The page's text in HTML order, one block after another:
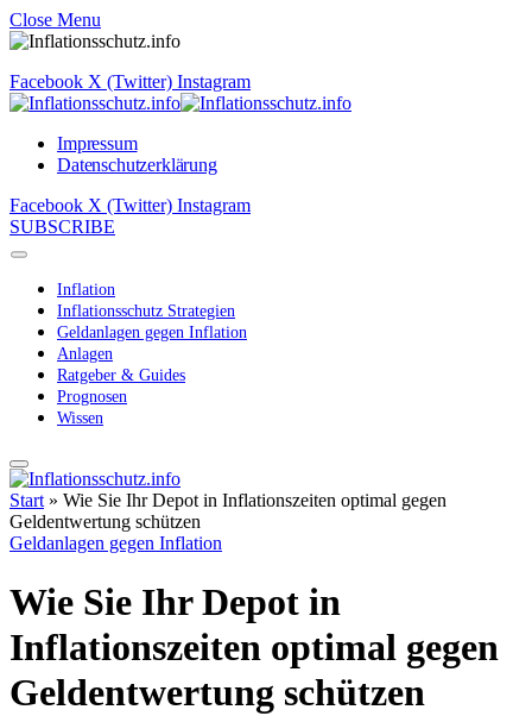
Close Menu
Facebook X (Twitter) Instagram
Impressum
Datenschutzerklärung
Facebook X (Twitter) Instagram
SUBSCRIBE
Inflation
Inflationsschutz Strategien
Geldanlagen gegen Inflation
Anlagen
Ratgeber & Guides
Prognosen
Wissen
Start » Wie Sie Ihr Depot in Inflationszeiten optimal gegen
Geldentwertung schützen
Geldanlagen gegen Inflation
Wie Sie Ihr Depot in
Inflationszeiten optimal gegen
Geldentwertung schützen